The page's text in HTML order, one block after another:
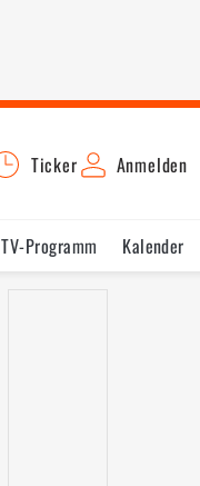
Ticker Anmelden
TV-Programm
Kalender